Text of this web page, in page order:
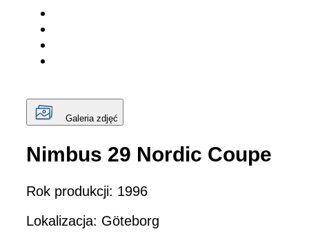
Galeria zdjęć
Nimbus 29 Nordic Coupe
Rok produkcji: 1996
Lokalizacja: Göteborg